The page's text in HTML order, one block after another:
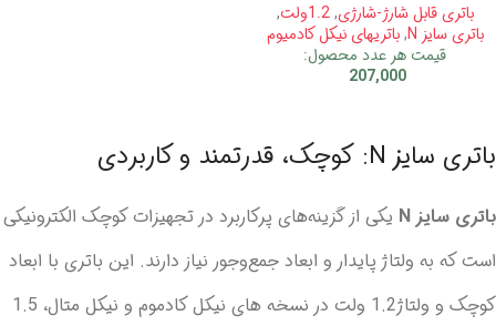
باتری قابل شارژ-شارژی,1.2ولت
,
باتری سایز N
,باتریهای نیکل کادمیوم
قیمت هر عدد محصول:
207,000
باتری سایز N: کوچک، قدرتمند و کاربردی
باتری سایز N
یکی از گزینه‌های پرکاربرد در تجهیزات کوچک الکترونیکی
است که به ولتاژ پایدار و ابعاد جمع‌وجور نیاز دارند. این باتری با ابعاد
کوچک و ولتاژ1.2 ولت در نسخه های نیکل کادموم و نیکل متال، 1.5